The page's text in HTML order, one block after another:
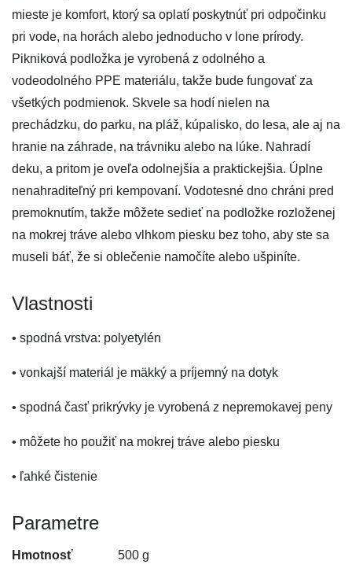
mieste je komfort, ktorý sa oplatí poskytnúť pri odpočinku
pri vode, na horách alebo jednoducho v lone prírody.
Pikniková podložka je vyrobená z odolného a
vodeodolného PPE materiálu, takže bude fungovať za
všetkých podmienok. Skvele sa hodí nielen na
prechádzku, do parku, na pláž, kúpalisko, do lesa, ale aj na
hranie na záhrade, na trávniku alebo na lúke. Nahradí
deku, a pritom je oveľa odolnejšia a praktickejšia. Úplne
nenahraditeľný pri kempovaní. Vodotesné dno chráni pred
premoknutím, takže môžete sedieť na podložke rozloženej
na mokrej tráve alebo vlhkom piesku bez toho, aby ste sa
museli báť, že si oblečenie namočíte alebo ušpiníte.
Vlastnosti
• spodná vrstva: polyetylén
• vonkajší materiál je mäkký a príjemný na dotyk
• spodná časť prikrývky je vyrobená z nepremokavej peny
• môžete ho použiť na mokrej tráve alebo piesku
• ľahké čistenie
Parametre
Hmotnosť 500 g